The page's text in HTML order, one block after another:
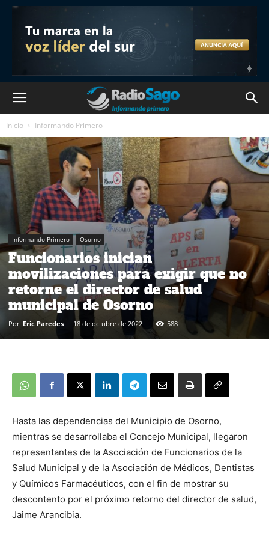
Inicio Informando Primero
Informando Primero Osorno
Funcionarios inician
movilizaciones para exigir que no
retorne el director de salud
municipal de Osorno
Por Eric Paredes - 18 de octubre de 2022 588
Hasta las dependencias del Municipio de Osorno,
mientras se desarrollaba el Concejo Municipal, llegaron
representantes de la Asociación de Funcionarios de la
Salud Municipal y de la Asociación de Médicos, Dentistas
y Químicos Farmacéuticos, con el fin de mostrar su
descontento por el próximo retorno del director de salud,
Jaime Arancibia.